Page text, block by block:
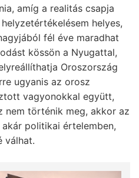
amíg a realitás csapja
helyes,
fél éve maradhat
kössön a Nyugattal,
Oroszország
ugyanis az orosz
vagyonokkal együtt,
nem történik meg, akkor az
politikai értelemben,
válhat.